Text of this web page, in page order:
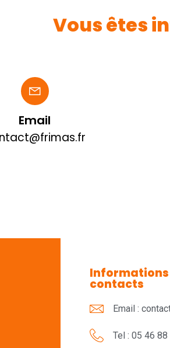
Vous êtes
Email
Informations
contacts
Email :
Tel : 05 46 88